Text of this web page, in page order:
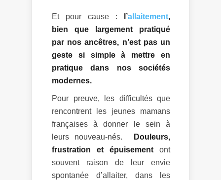
Et pour cause : l’allaitement,
bien que largement pratiqué
par nos ancêtres, n’est pas un
geste si simple à mettre en
pratique dans nos sociétés
modernes.
Pour preuve, les difficultés que
rencontrent les jeunes mamans
françaises à donner le sein à
leurs nouveau-nés.
Douleurs,
frustration et épuisement ont
souvent raison de leur envie
spontanée d’allaiter, dans les